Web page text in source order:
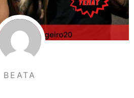
BEATA